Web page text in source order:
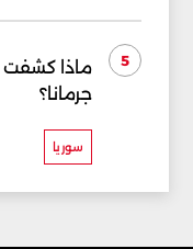
5
ماذا كشفت
جرمانا؟
سوريا